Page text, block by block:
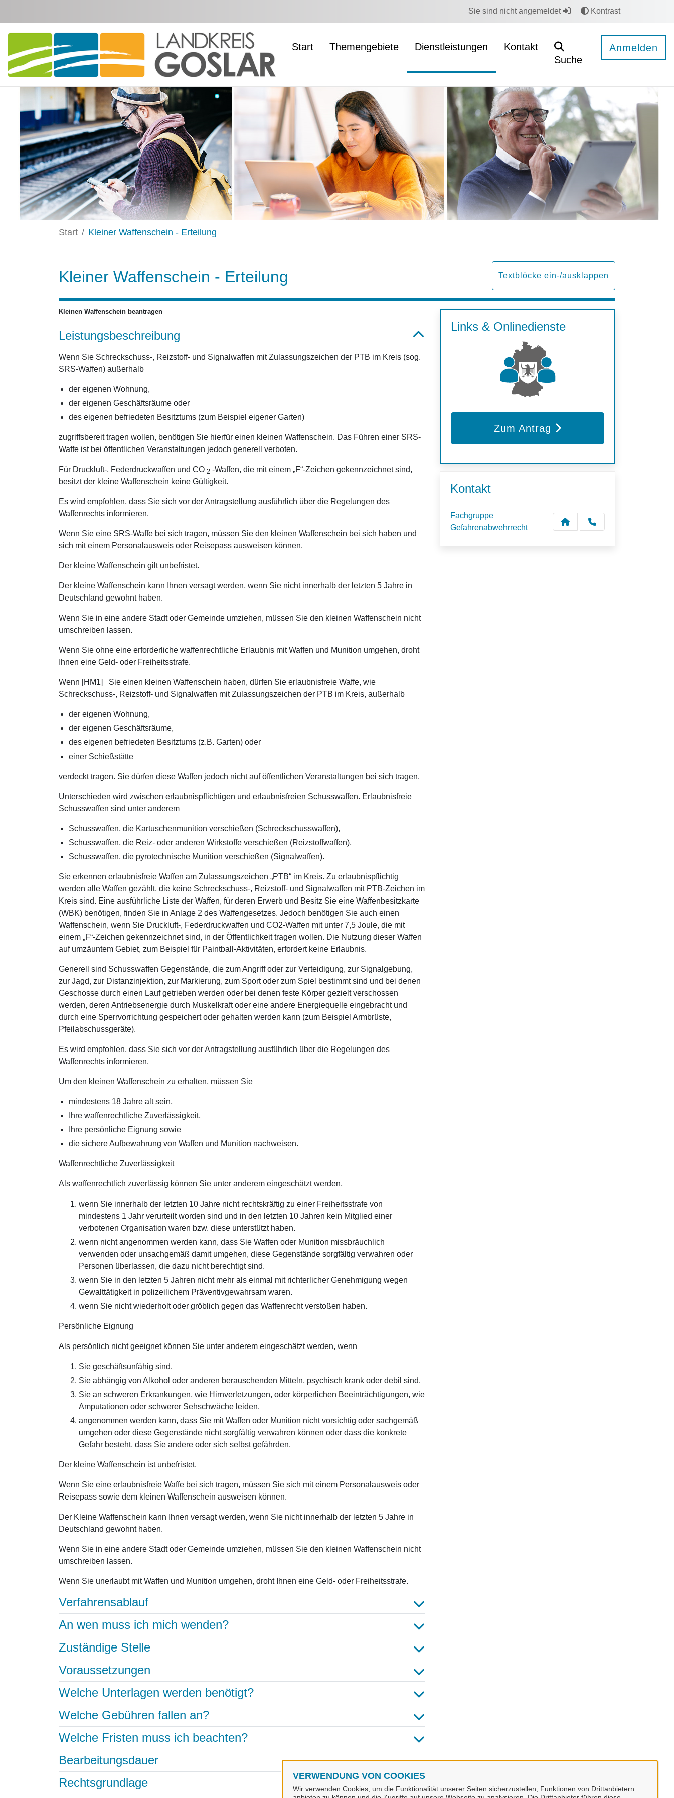
VERWENDUNG VON COOKIES
Wir verwenden Cookies, um die Funktionalität unserer Seiten sicherzustellen, Funktionen von Drittanbietern
Sie sind nicht angemeldet Kontrast
Start Themengebiete Dienstleistungen
Kontakt
Suche
Anmelden
Start Kleiner Waffenschein - Erteilung
Kleiner Waffenschein - Erteilung Textblöcke ein-/ausklappen
Kleinen Waffenschein beantragen
Leistungsbeschreibung
Wenn Sie Schreckschuss-, Reizstoff- und Signalwaffen mit Zulassungszeichen der PTB im Kreis (sog.
SRS-Waffen) außerhalb
der eigenen Wohnung,
der eigenen Geschäftsräume oder
des eigenen befriedeten Besitztums (zum Beispiel eigener Garten)
zugriffsbereit tragen wollen, benötigen Sie hierfür einen kleinen Waffenschein. Das Führen einer SRS-
Waffe ist bei öffentlichen Veranstaltungen jedoch generell verboten.
Für Druckluft-, Federdruckwaffen und CO 2 -Waffen, die mit einem „F“-Zeichen gekennzeichnet sind,
besitzt der kleine Waffenschein keine Gültigkeit.
Es wird empfohlen, dass Sie sich vor der Antragstellung ausführlich über die Regelungen des
Waffenrechts informieren.
Wenn Sie eine SRS-Waffe bei sich tragen, müssen Sie den kleinen Waffenschein bei sich haben und
sich mit einem Personalausweis oder Reisepass ausweisen können.
Der kleine Waffenschein gilt unbefristet.
Der kleine Waffenschein kann Ihnen versagt werden, wenn Sie nicht innerhalb der letzten 5 Jahre in
Deutschland gewohnt haben.
Wenn Sie in eine andere Stadt oder Gemeinde umziehen, müssen Sie den kleinen Waffenschein nicht
umschreiben lassen.
Wenn Sie ohne eine erforderliche waffenrechtliche Erlaubnis mit Waffen und Munition umgehen, droht
Ihnen eine Geld- oder Freiheitsstrafe.
Wenn [HM1] Sie einen kleinen Waffenschein haben, dürfen Sie erlaubnisfreie Waffe, wie
Schreckschuss-, Reizstoff- und Signalwaffen mit Zulassungszeichen der PTB im Kreis, außerhalb
der eigenen Wohnung,
der eigenen Geschäftsräume,
des eigenen befriedeten Besitztums (z.B. Garten) oder
einer Schießstätte
verdeckt tragen. Sie dürfen diese Waffen jedoch nicht auf öffentlichen Veranstaltungen bei sich tragen.
Unterschieden wird zwischen erlaubnispflichtigen und erlaubnisfreien Schusswaffen. Erlaubnisfreie
Schusswaffen sind unter anderem
Schusswaffen, die Kartuschenmunition verschießen (Schreckschusswaffen),
Schusswaffen, die Reiz- oder anderen Wirkstoffe verschießen (Reizstoffwaffen),
Schusswaffen, die pyrotechnische Munition verschießen (Signalwaffen).
Sie erkennen erlaubnisfreie Waffen am Zulassungszeichen „PTB“ im Kreis. Zu erlaubnispflichtig
werden alle Waffen gezählt, die keine Schreckschuss-, Reizstoff- und Signalwaffen mit PTB-Zeichen im
Kreis sind. Eine ausführliche Liste der Waffen, für deren Erwerb und Besitz Sie eine Waffenbesitzkarte
(WBK) benötigen, finden Sie in Anlage 2 des Waffengesetzes. Jedoch benötigen Sie auch einen
Waffenschein, wenn Sie Druckluft-, Federdruckwaffen und CO2-Waffen mit unter 7,5 Joule, die mit
einem „F“-Zeichen gekennzeichnet sind, in der Öffentlichkeit tragen wollen. Die Nutzung dieser Waffen
auf umzäuntem Gebiet, zum Beispiel für Paintball-Aktivitäten, erfordert keine Erlaubnis.
Generell sind Schusswaffen Gegenstände, die zum Angriff oder zur Verteidigung, zur Signalgebung,
zur Jagd, zur Distanzinjektion, zur Markierung, zum Sport oder zum Spiel bestimmt sind und bei denen
Geschosse durch einen Lauf getrieben werden oder bei denen feste Körper gezielt verschossen
werden, deren Antriebsenergie durch Muskelkraft oder eine andere Energiequelle eingebracht und
durch eine Sperrvorrichtung gespeichert oder gehalten werden kann (zum Beispiel Armbrüste,
Pfeilabschussgeräte).
Es wird empfohlen, dass Sie sich vor der Antragstellung ausführlich über die Regelungen des
Waffenrechts informieren.
Um den kleinen Waffenschein zu erhalten, müssen Sie
mindestens 18 Jahre alt sein,
Ihre waffenrechtliche Zuverlässigkeit,
Ihre persönliche Eignung sowie
die sichere Aufbewahrung von Waffen und Munition nachweisen.
Waffenrechtliche Zuverlässigkeit
Als waffenrechtlich zuverlässig können Sie unter anderem eingeschätzt werden,
wenn Sie innerhalb der letzten 10 Jahre nicht rechtskräftig zu einer Freiheitsstrafe von
mindestens 1 Jahr verurteilt worden sind und in den letzten 10 Jahren kein Mitglied einer
verbotenen Organisation waren bzw. diese unterstützt haben.
wenn nicht angenommen werden kann, dass Sie Waffen oder Munition missbräuchlich
verwenden oder unsachgemäß damit umgehen, diese Gegenstände sorgfältig verwahren oder
Personen überlassen, die dazu nicht berechtigt sind.
wenn Sie in den letzten 5 Jahren nicht mehr als einmal mit richterlicher Genehmigung wegen
Gewalttätigkeit in polizeilichem Präventivgewahrsam waren.
wenn Sie nicht wiederholt oder gröblich gegen das Waffenrecht verstoßen haben.
Persönliche Eignung
Als persönlich nicht geeignet können Sie unter anderem eingeschätzt werden, wenn
Sie geschäftsunfähig sind.
Sie abhängig von Alkohol oder anderen berauschenden Mitteln, psychisch krank oder debil sind.
Sie an schweren Erkrankungen, wie Hirnverletzungen, oder körperlichen Beeinträchtigungen, wie
Amputationen oder schwerer Sehschwäche leiden.
angenommen werden kann, dass Sie mit Waffen oder Munition nicht vorsichtig oder sachgemäß
umgehen oder diese Gegenstände nicht sorgfältig verwahren können oder dass die konkrete
Gefahr besteht, dass Sie andere oder sich selbst gefährden.
Der kleine Waffenschein ist unbefristet.
Wenn Sie eine erlaubnisfreie Waffe bei sich tragen, müssen Sie sich mit einem Personalausweis oder
Reisepass sowie dem kleinen Waffenschein ausweisen können.
Der Kleine Waffenschein kann Ihnen versagt werden, wenn Sie nicht innerhalb der letzten 5 Jahre in
Deutschland gewohnt haben.
Wenn Sie in eine andere Stadt oder Gemeinde umziehen, müssen Sie den kleinen Waffenschein nicht
umschreiben lassen.
Wenn Sie unerlaubt mit Waffen und Munition umgehen, droht Ihnen eine Geld- oder Freiheitsstrafe.
Verfahrensablauf
An wen muss ich mich wenden?
Zuständige Stelle
Voraussetzungen
Welche Unterlagen werden benötigt?
Welche Gebühren fallen an?
Welche Fristen muss ich beachten?
Bearbeitungsdauer
Rechtsgrundlage
Links & Onlinedienste
Zum Antrag
Kontakt
Fachgruppe
Gefahrenabwehrrecht